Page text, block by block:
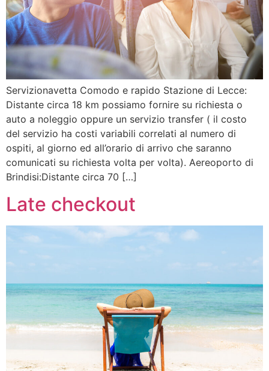
Servizionavetta Comodo e rapido Stazione di Lecce:
Distante circa 18 km possiamo fornire su richiesta o
auto a noleggio oppure un servizio transfer ( il costo
del servizio ha costi variabili correlati al numero di
ospiti, al giorno ed all’orario di arrivo che saranno
comunicati su richiesta volta per volta). Aereoporto di
Brindisi:Distante circa 70 […]
Late checkout